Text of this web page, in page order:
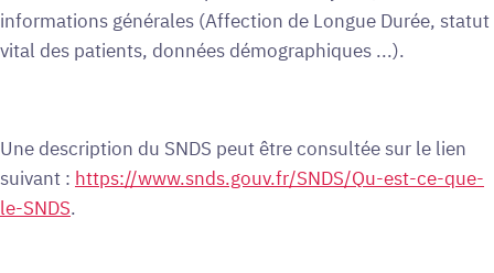
informations générales (Affection de Longue Durée, statut
vital des patients, données démographiques ...).
Une description du SNDS peut être consultée sur le lien
suivant : https://www.snds.gouv.fr/SNDS/Qu-est-ce-que-
le-SNDS.